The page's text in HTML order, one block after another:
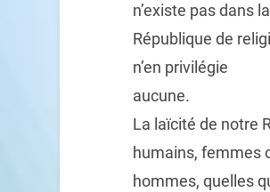
n’existe pas dans la
République de
n’en privilégie
aucune.
La laïcité de notre
humains, femmes
hommes, quelles